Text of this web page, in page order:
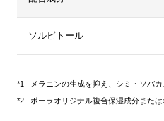
ソルビトール
メラニンの生成を抑え、シミ・ソバカ
ポーラオリジナル複合保湿成分また